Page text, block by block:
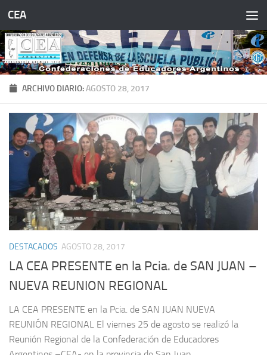
Saltar al contenido
CEA
ARCHIVO DIARIO:AGOSTO 28, 2017
DESTACADOS AGOSTO 28, 2017
LA CEA PRESENTE en la Pcia. de SAN JUAN –
NUEVA REUNION REGIONAL
LA CEA PRESENTE en la Pcia. de SAN JUAN NUEVA
REUNIÓN REGIONAL El viernes 25 de agosto se realizó la
Reunión Regional de la Confederación de Educadores